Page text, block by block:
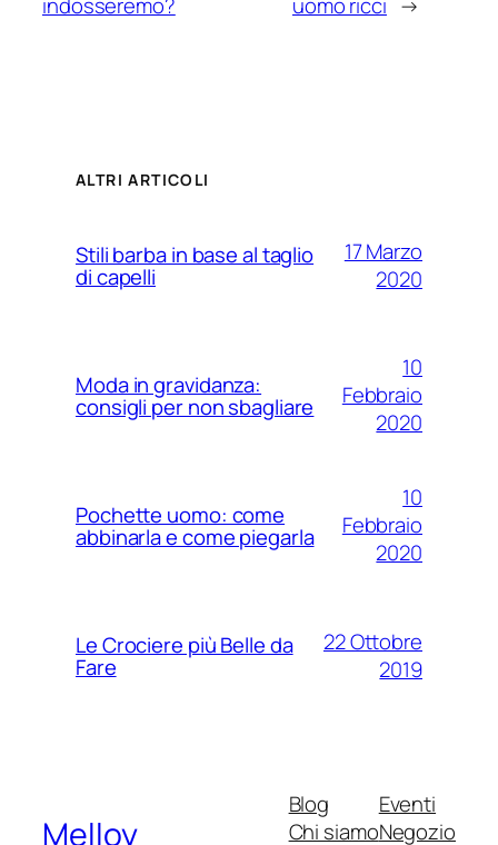
ALTRI ARTICOLI
Stili barba in base al taglio
di capelli
17 Marzo
2020
Moda in gravidanza:
consigli per non sbagliare
10
Febbraio
2020
Pochette uomo: come
abbinarla e come piegarla
10
Febbraio
2020
Le Crociere più Belle da
Fare
22 Ottobre
2019
Melloy
Blog
Chi siamo
Eventi
Negozio